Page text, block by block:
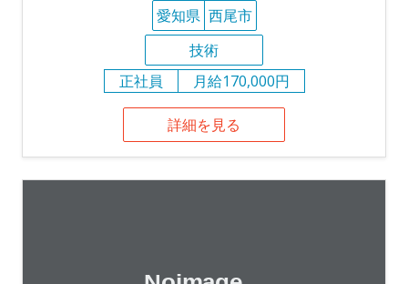
愛知県 西尾市
技術
正社員
月給170,000円
詳細を見る